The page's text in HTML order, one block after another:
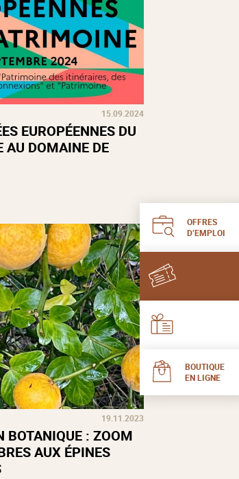
OFFRES
D’EMPLOI
BOUTIQUE
EN LIGNE
15.09.2024
EUROPÉENNES DU
AU DOMAINE DE
19.11.2023
BOTANIQUE : ZOOM
AUX ÉPINES